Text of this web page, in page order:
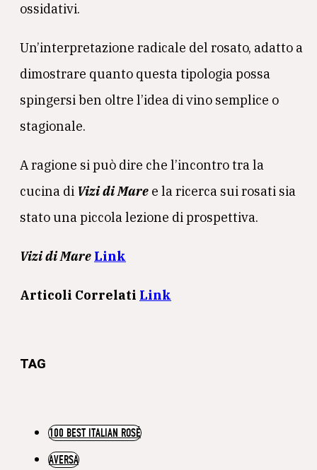
ossidativi.
Un’interpretazione radicale del rosato, adatto a
dimostrare quanto questa tipologia possa
spingersi ben oltre l’idea di vino semplice o
stagionale.
A ragione si può dire che l’incontro tra la
cucina di Vizi di Mare e la ricerca sui rosati sia
stato una piccola lezione di prospettiva.
Vizi di Mare Link
Articoli Correlati Link
TAG
100 BEST ITALIAN ROSÉ
AVERSA